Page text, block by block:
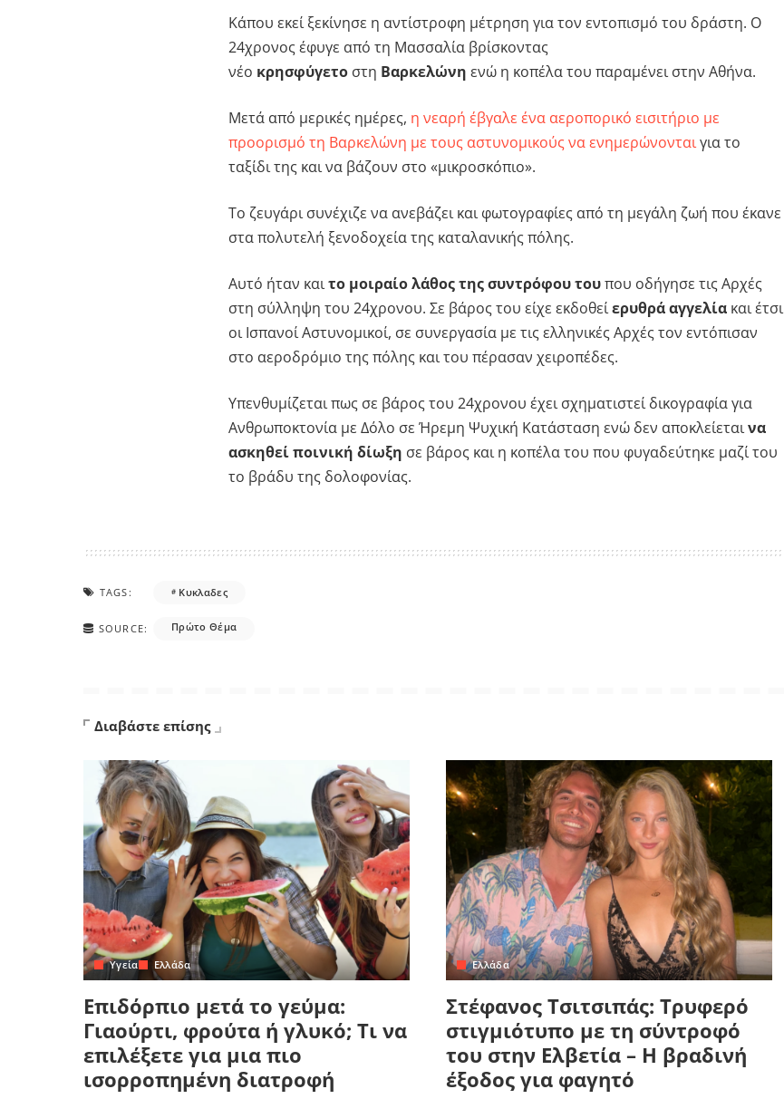
Κάπου εκεί ξεκίνησε η αντίστροφη μέτρηση για τον εντοπισμό του δράστη. Ο
24χρονος έφυγε από τη Μασσαλία βρίσκοντας
νέο κρησφύγετο στη Βαρκελώνη ενώ η κοπέλα του παραμένει στην Αθήνα.
Μετά από μερικές ημέρες, η νεαρή έβγαλε ένα αεροπορικό εισιτήριο με
προορισμό τη Βαρκελώνη με τους αστυνομικούς να ενημερώνονταιγια το
ταξίδι της και να βάζουν στο «μικροσκόπιο».
Το ζευγάρι συνέχιζε να ανεβάζει και φωτογραφίες από τη μεγάλη ζωή που έκανε
στα πολυτελή ξενοδοχεία της καταλανικής πόλης.
Αυτό ήταν καιτο μοιραίο λάθος της συντρόφου τουπου οδήγησε τις Αρχές
στη σύλληψη του 24χρονου. Σε βάρος του είχε εκδοθείερυθρά αγγελία και έτσι
οι Ισπανοί Αστυνομικοί, σε συνεργασία με τις ελληνικές Αρχές τον εντόπισαν
στο αεροδρόμιο της πόλης και του πέρασαν χειροπέδες.
Υπενθυμίζεται πως σε βάρος του 24χρονου έχει σχηματιστεί δικογραφία για
Ανθρωποκτονία με Δόλο σε Ήρεμη Ψυχική Κατάσταση ενώ δεν αποκλείεταινα
ασκηθεί ποινική δίωξη σε βάρος και η κοπέλα του που φυγαδεύτηκε μαζί του
το βράδυ της δολοφονίας.
TAGS: Κυκλαδες
SOURCE: Πρώτο Θέμα
Διαβάστε επίσης
Yγεία Ελλάδα
Επιδόρπιο μετά το γεύμα:
Γιαούρτι, φρούτα ή γλυκό; Τι να
επιλέξετε για μια πιο
ισορροπημένη διατροφή
Ελλάδα
Στέφανος Τσιτσιπάς: Τρυφερό
στιγμιότυπο με τη σύντροφό
του στην Ελβετία – Η βραδινή
έξοδος για φαγητό